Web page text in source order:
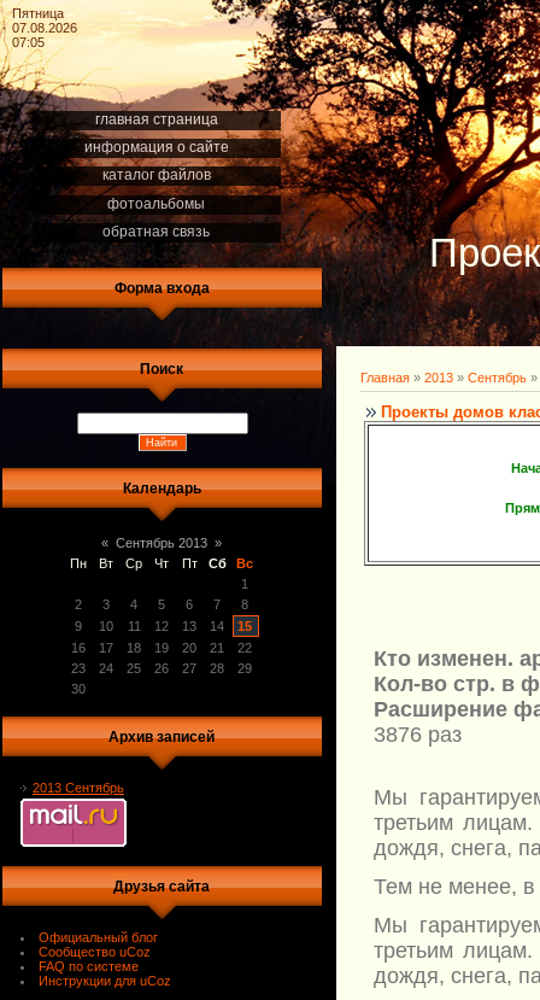
Пятница
07.08.2026
07:05
главная страница
информация о сайте
каталог файлов
фотоальбомы
обратная связь
Форма входа
Поиск
Календарь
« Сентябрь 2013 »
Пн
Вт Ср Чт Пт Сб
Вс
1
2
3 4 5 6 7
8
9
10 11 12 13 14
15
16
17 18 19 20 21
22
23
24 25 26 27 28
29
30
Архив записей
2013 Сентябрь
Друзья сайта
Официальный блог
Сообщество uCoz
FAQ по системе
Инструкции для uCoz
Главная » 2013 » Сентябрь »
Проекты домов
Кто изменен.
Кол-во стр. в
Расширение
3876 раз
Мы
третьим
дождя, снега,
Тем не менее, в
Мы
третьим
дождя, снега,